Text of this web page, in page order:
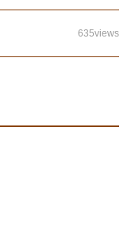
635views